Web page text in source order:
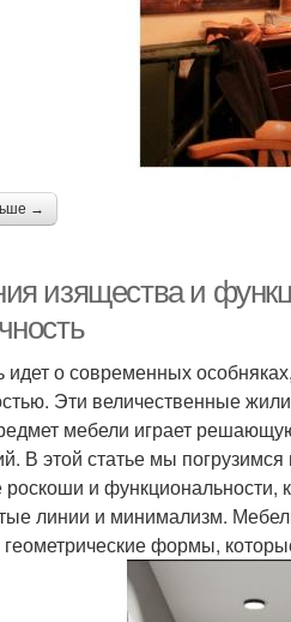
→
изящества и
идет о современных
Эти величественные
мебели играет
В этой статье мы
роскоши и
линии и минимализм.
геометрические формы,